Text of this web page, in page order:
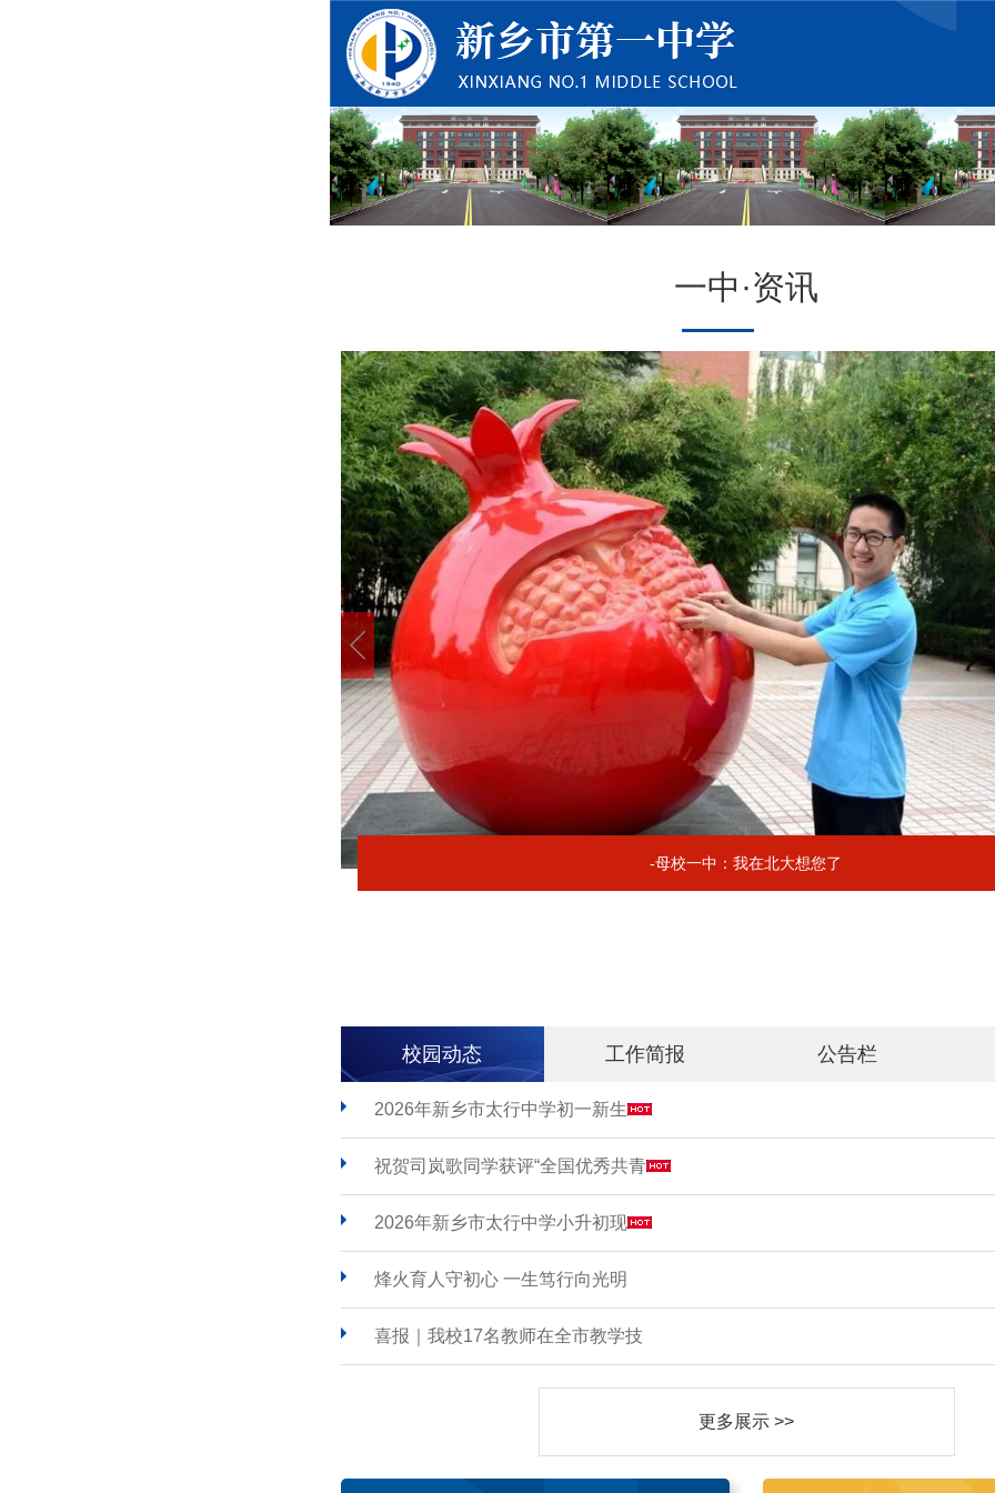
一中·资讯
-母校一中：我在北大想您了
校园动态 工作简报 公告栏
2026年新乡市太行中学初一新生
祝贺司岚歌同学获评“全国优秀共青
2026年新乡市太行中学小升初现
烽火育人守初心 一生笃行向光明
喜报｜我校17名教师在全市教学技
更多展示 >>